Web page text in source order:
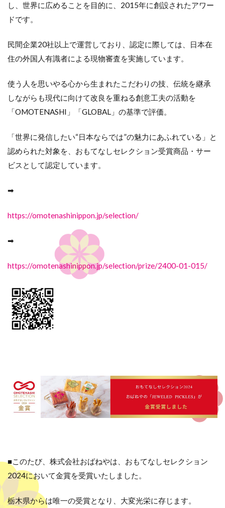
し、世界に広めることを目的に、2015年に創設されたアワー
ドです。
民間企業20社以上で運営しており、認定に際しては、日本在
住の外国人有識者による現物審査を実施しています。
使う人を思いやる心から生まれたこだわりの技、伝統を継承
しながらも現代に向けて改良を重ねる創意工夫の活動を
「OMOTENASHI」「GLOBAL」の基準で評価。
「世界に発信したい“日本ならでは”の魅力にあふれている」と
認められた対象を、おもてなしセレクション受賞商品・サー
ビスとして認定しています。
➡
https://omotenashinippon.jp/selection/
➡
https://omotenashinippon.jp/selection/prize/2400-01-015/
■このたび、株式会社おばねやは、おもてなしセレクション
2024において金賞を受賞いたしました。
栃木県からは唯一の受賞となり、大変光栄に存じます。